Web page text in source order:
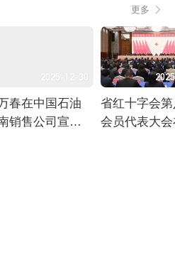
更多
2025-12-30
春在中国石油
销售公司宣讲
省红十字会
会员代表大